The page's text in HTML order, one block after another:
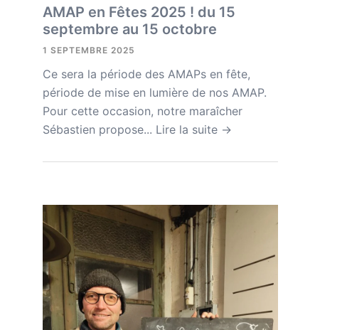
AMAP en Fêtes 2025 ! du 15
septembre au 15 octobre
1 SEPTEMBRE 2025
Ce sera la période des AMAPs en fête,
période de mise en lumière de nos AMAP.
Pour cette occasion, notre maraîcher
Sébastien propose... Lire la suite →